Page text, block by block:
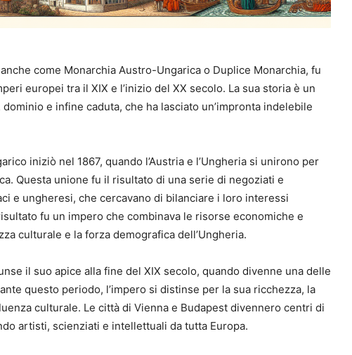
come Monarchia Austro-Ungarica o Duplice Monarchia, fu
europei tra il XIX e l’inizio del XX secolo. La sua storia è un
e infine caduta, che ha lasciato un’impronta indelebile
iniziò nel 1867, quando l’Austria e l’Ungheria si unirono per
Questa unione fu il risultato di una serie di negoziati e
e ungheresi, che cercavano di bilanciare i loro interessi
fu un impero che combinava le risorse economiche e
culturale e la forza demografica dell’Ungheria.
il suo apice alla fine del XIX secolo, quando divenne una delle
questo periodo, l’impero si distinse per la sua ricchezza, la
culturale. Le città di Vienna e Budapest divennero centri di
artisti, scienziati e intellettuali da tutta Europa.